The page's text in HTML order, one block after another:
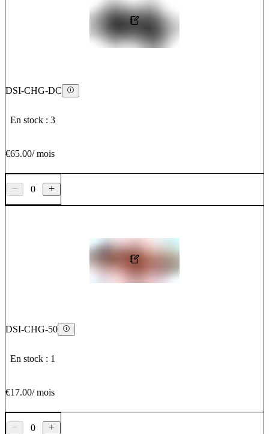
DSI-CHG-DC
En stock : 3
€65.00/mois
0
DSI-CHG-50
En stock : 1
€17.00/mois
0